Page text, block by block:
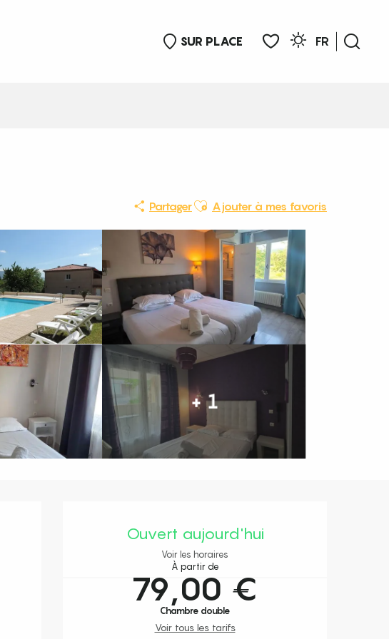
SUR PLACE
FR
PartagerAjouter aux favoris
Ajouter à mes favoris
+ 1
Ouvert aujourd'hui
Voir les horaires
À partir de
79,00 €
Chambre double
Voir tous les tarifs